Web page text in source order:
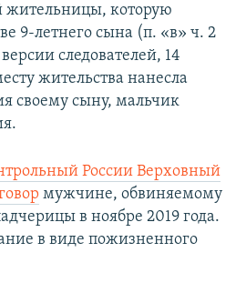
жительницы, которую
9-летнего сына (п. «в» ч. 2
следователей, 14
жительства нанесла
своему сыну, мальчик
России Верховный
мужчине, обвиняемому
в ноябре 2019 года.
в виде пожизненного